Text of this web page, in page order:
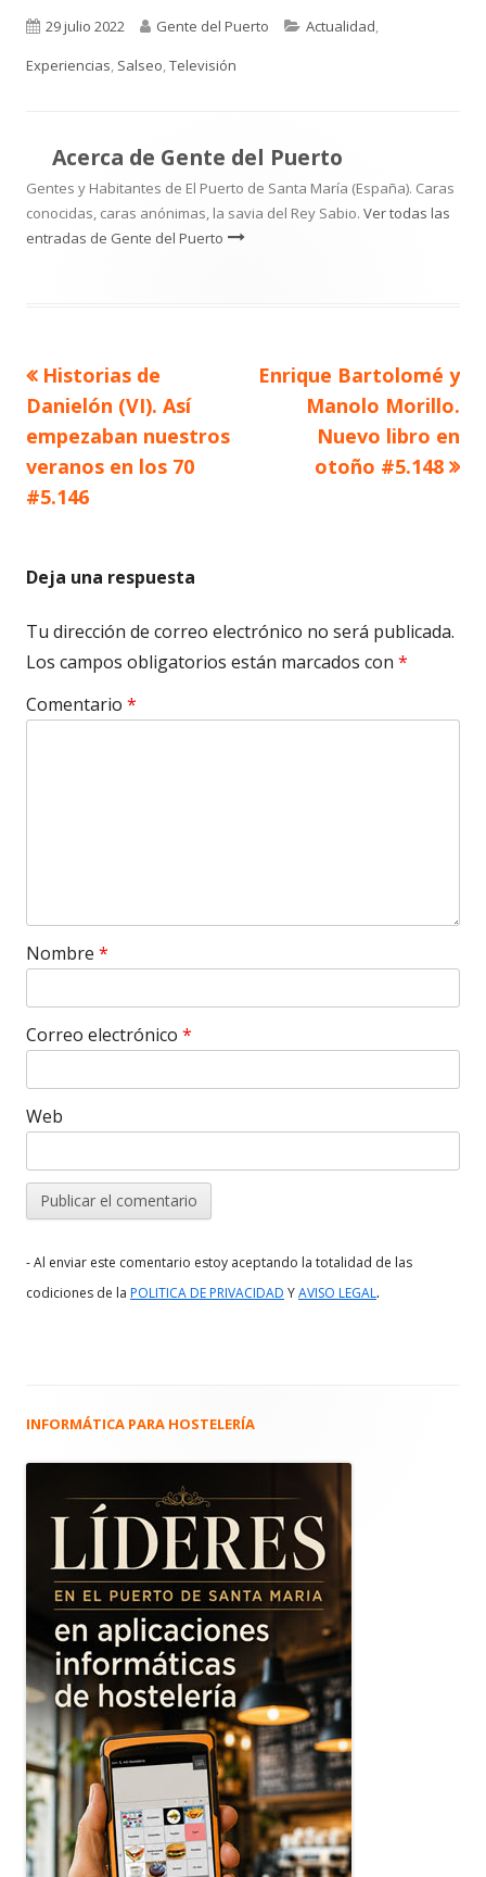
Publicado
el
29 julio 2022 Autor
Gente del Puerto Categorías
Actualidad,
Experiencias, Salseo,Televisión
Acerca de Gente del Puerto
Gentes y Habitantes de El Puerto de Santa María (España). Caras
conocidas, caras anónimas, la savia del Rey Sabio. Ver todas las
entradas de Gente del Puerto
Navegación
de
entradas
Artículo
anterior
Historias de
Danielón (VI). Así
empezaban nuestros
veranos en los 70
#5.146
Artículo
siguiente
Enrique Bartolomé y
Manolo Morillo.
Nuevo libro en
otoño #5.148
Deja una respuesta
Tu dirección de correo electrónico no será publicada.
Los campos obligatorios están marcados con *
Comentario *
Nombre *
Correo electrónico *
Web
- Al enviar este comentario estoy aceptando la totalidad de las
codiciones de la POLITICA DE PRIVACIDAD YAVISO LEGAL.
Barra
principal
INFORMÁTICA PARA HOSTELERÍA